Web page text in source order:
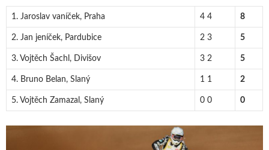
1. Jaroslav vaníček, Praha 4 4 8
2. Jan jeníček, Pardubice 2 3 5
3. Vojtěch Šachl, Divišov 3 2 5
4. Bruno Belan, Slaný 1 1 2
5. Vojtěch Zamazal, Slaný 0 0 0